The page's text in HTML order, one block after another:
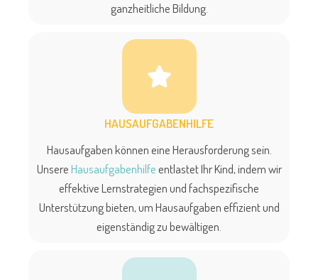
ganzheitliche Bildung.
HAUSAUFGABENHILFE
Hausaufgaben können eine Herausforderung sein.
UnsereHausaufgabenhilfeentlastet Ihr Kind, indem wir
effektive Lernstrategien und fachspezifische
Unterstützung bieten, um Hausaufgaben effizient und
eigenständig zu bewältigen.